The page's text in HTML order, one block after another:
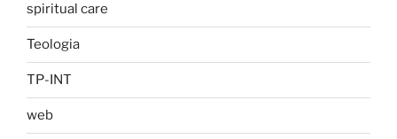
spiritual care
Teologia
TP-INT
web